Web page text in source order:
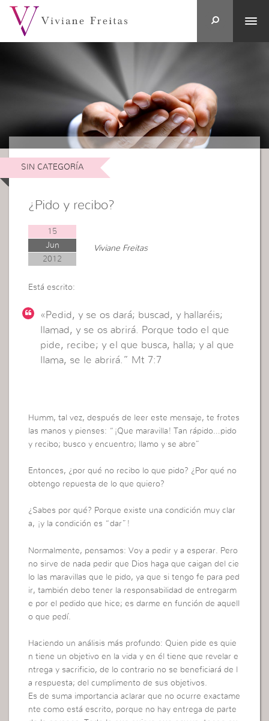
SIN CATEGORÍA
¿Pido y recibo?
15
Jun
2012
Viviane Freitas
Está escrito:
«Pedid, y se os dará; buscad, y hallaréis;
llamad, y se os abrirá. Porque todo el que
pide, recibe; y el que busca, halla; y al que
llama, se le abrirá.” Mt 7:7
Humm, tal vez, después de leer este mensaje, te frotes
las manos y pienses: “¡Que maravilla! Tan rápido…pido
y recibo; busco y encuentro; llamo y se abre”
Entonces, ¿por qué no recibo lo que pido? ¿Por qué no
obtengo repuesta de lo que quiero?
¿Sabes por qué? Porque existe una condición muy clar
a, ¡y la condición es “dar”!
Normalmente, pensamos: Voy a pedir y a esperar. Pero
no sirve de nada pedir que Dios haga que caigan del cie
lo las maravillas que le pido, ya que si tengo fe para ped
ir, también debo tener la responsabilidad de entregarm
e por el pedido que hice; es darme en función de aquell
o que pedí.
Haciendo un análisis más profundo: Quien pide es quie
n tiene un objetivo en la vida y en él tiene que revelar e
ntrega y sacrificio, de lo contrario no se beneficiará de l
a respuesta; del cumplimento de sus objetivos.
Es de suma importancia aclarar que no ocurre exactame
nte como está escrito, porque no hay entrega de parte